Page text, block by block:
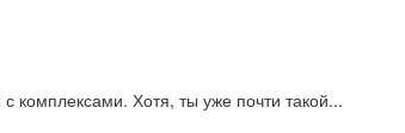
Хотя, ты уже почти такой...